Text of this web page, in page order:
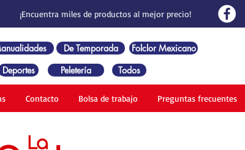
¡Encuentra miles de productos al mejor precio!
De Temporada
Folclor Mexicano
Deportes Peletería Todos
Contacto Bolsa de trabajo Preguntas frecuentes